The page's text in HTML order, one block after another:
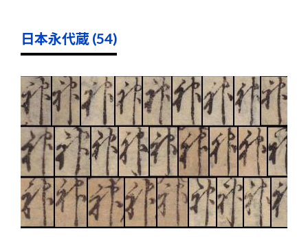
日本永代蔵 (54)